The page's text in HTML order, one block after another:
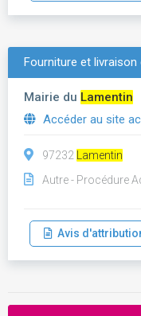
Fourniture et
Mairie du Lamentin
Accéder au site
97232
Lamentin
Autre - Procédure
Avis